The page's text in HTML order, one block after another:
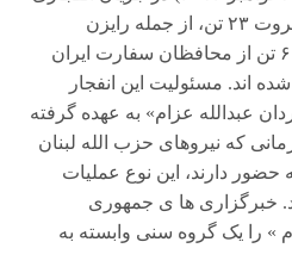
در مقابل سفارت ایران در بیروت ۲۳ تن، از جمله رایزن
فرهنگی جمهوری اسلامی و ۶ تن از محافظان سفارت ایران
شده اند. مسئولیت این انفجار
عبدالله عزام» به عهده گرفته
که نیروهای حزب الله لبنان
دارند، این نوع عملیات
خبرگزاری ها ی جمهوری
» را یک گروه سنی وابسته به